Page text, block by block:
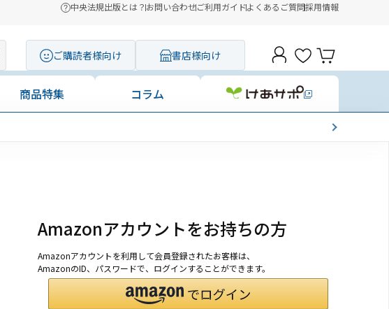
中央法規出版とは？お問い合わせご利用ガイドよくあるご質問採用情報
ご購読者様向け 書店様向け
商品特集 コラム
Amazonアカウントをお持ちの方
Amazonアカウントを利用して会員登録されたお客様は、
AmazonのID、パスワードで、ログインすることができます。